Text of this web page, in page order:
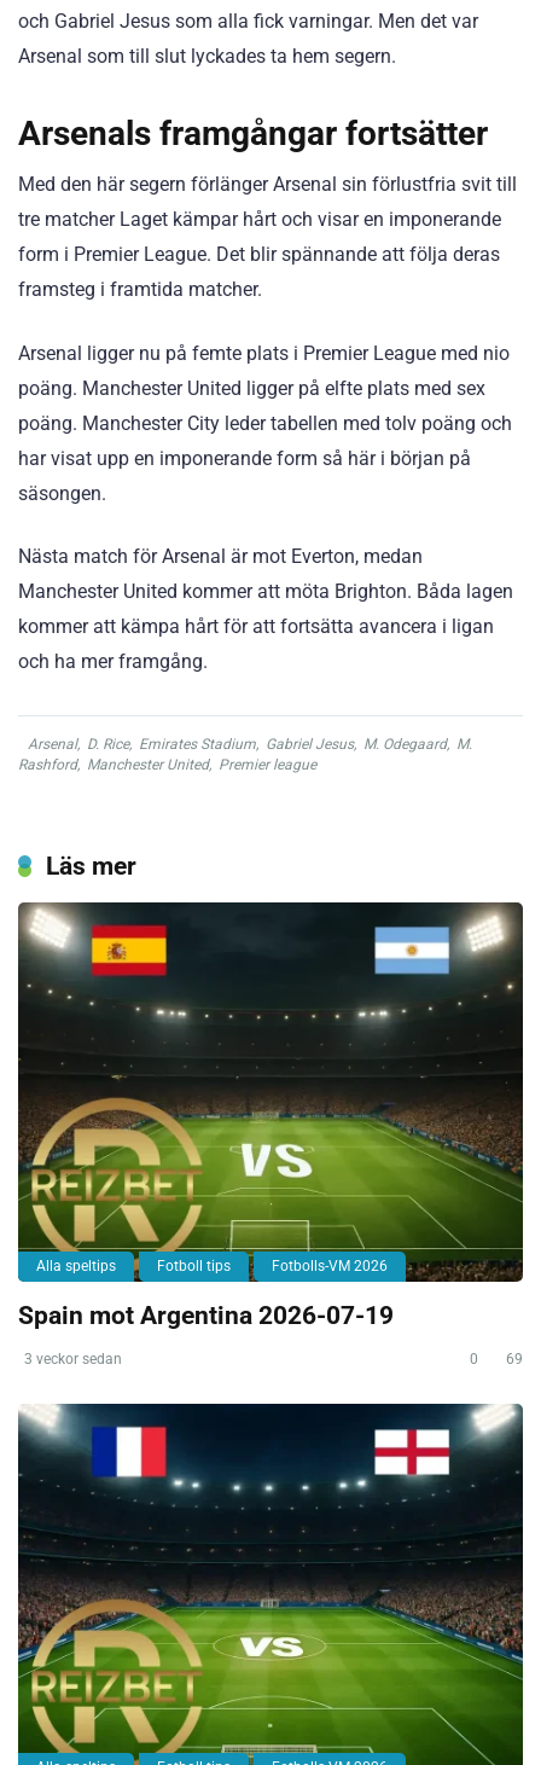
och Gabriel Jesus som alla fick varningar. Men det var
Arsenal som till slut lyckades ta hem segern.
Arsenals framgångar fortsätter
Med den här segern förlänger Arsenal sin förlustfria svit till
tre matcher Laget kämpar hårt och visar en imponerande
form i Premier League. Det blir spännande att följa deras
framsteg i framtida matcher.
Arsenal ligger nu på femte plats i Premier League med nio
poäng. Manchester United ligger på elfte plats med sex
poäng. Manchester City leder tabellen med tolv poäng och
har visat upp en imponerande form så här i början på
säsongen.
Nästa match för Arsenal är mot Everton, medan
Manchester United kommer att möta Brighton. Båda lagen
kommer att kämpa hårt för att fortsätta avancera i ligan
och ha mer framgång.
Arsenal, D. Rice, Emirates Stadium, Gabriel Jesus, M. Odegaard, M.
Rashford, Manchester United, Premier league
Läs mer
Alla speltips Fotboll tips Fotbolls-VM 2026
Spain mot Argentina 2026-07-19
3 veckor sedan 0 69